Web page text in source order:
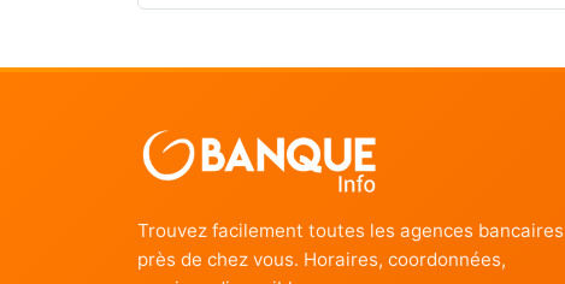
Trouvez facilement toutes les agences bancaires
près de chez vous. Horaires, coordonnées,